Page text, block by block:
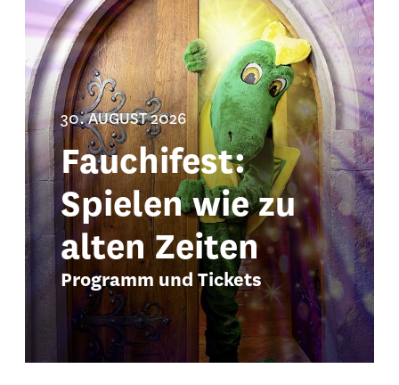
30. AUGUST 2026
Fauchifest:
Spielen wie zu
alten Zeiten
Programm und Tickets